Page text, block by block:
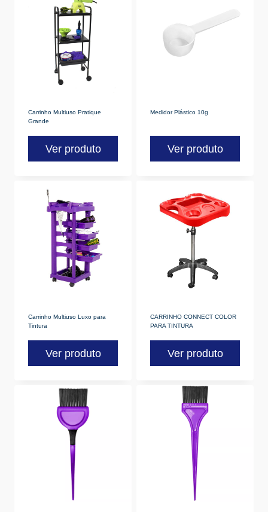
Carrinho Multiuso Pratique
Grande
Ver produto
Medidor Plástico 10g
Ver produto
Carrinho Multiuso Luxo para
Tintura
Ver produto
CARRINHO CONNECT COLOR
PARA TINTURA
Ver produto